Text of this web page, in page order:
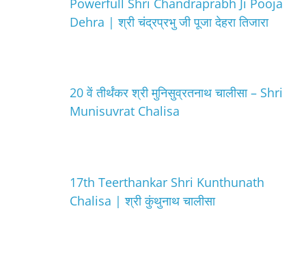
Dehra | श्री चंद्रप्रभु जी पूजा देहरा तिजारा
20 वें तीर्थंकर श्री मुनिसुव्रतनाथ चालीसा – Shri
Munisuvrat Chalisa
17th Teerthankar Shri Kunthunath
Chalisa | श्री कुंथुनाथ चालीसा